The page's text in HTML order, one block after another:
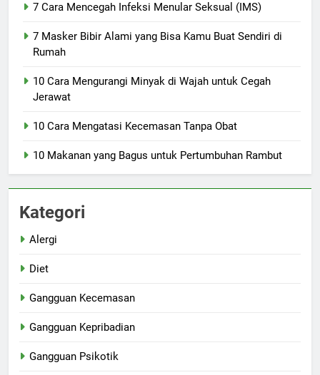
7 Cara Mencegah Infeksi Menular Seksual (IMS)
7 Masker Bibir Alami yang Bisa Kamu Buat Sendiri di
Rumah
10 Cara Mengurangi Minyak di Wajah untuk Cegah
Jerawat
10 Cara Mengatasi Kecemasan Tanpa Obat
10 Makanan yang Bagus untuk Pertumbuhan Rambut
Kategori
Alergi
Diet
Gangguan Kecemasan
Gangguan Kepribadian
Gangguan Psikotik